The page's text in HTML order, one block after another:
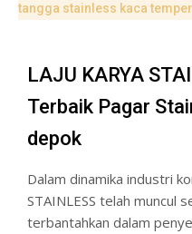
tangga stainless kaca
LAJU KARYA
Terbaik Pagar
depok
Dalam dinamika industri
STAINLESS telah muncul
terbantahkan dalam